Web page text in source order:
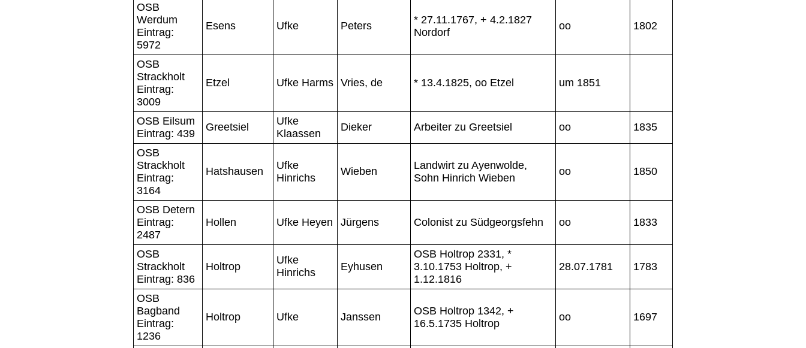
OSB
Werdum
Eintrag:
5972
Esens Ufke Peters
* 27.11.1767, + 4.2.1827
Nordorf
oo 1802
OSB
Strackholt
Eintrag:
3009
Etzel Ufke Harms Vries, de * 13.4.1825, oo Etzel um 1851
OSB Eilsum
Eintrag: 439
Greetsiel
Ufke
Klaassen
Dieker Arbeiter zu Greetsiel oo 1835
OSB
Strackholt
Eintrag:
3164
Hatshausen
Ufke
Hinrichs
Wieben
Landwirt zu Ayenwolde,
Sohn Hinrich Wieben
oo 1850
OSB Detern
Eintrag:
2487
Hollen Ufke Heyen Jürgens Colonist zu Südgeorgsfehn oo 1833
OSB
Strackholt
Eintrag: 836
Holtrop
Ufke
Hinrichs
Eyhusen
OSB Holtrop 2331, *
3.10.1753 Holtrop, +
1.12.1816
28.07.1781 1783
OSB
Bagband
Eintrag:
1236
Holtrop Ufke Janssen
OSB Holtrop 1342, +
16.5.1735 Holtrop
oo 1697